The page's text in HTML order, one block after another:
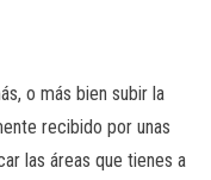
o más bien subir la
recibido por unas
las áreas que tienes a